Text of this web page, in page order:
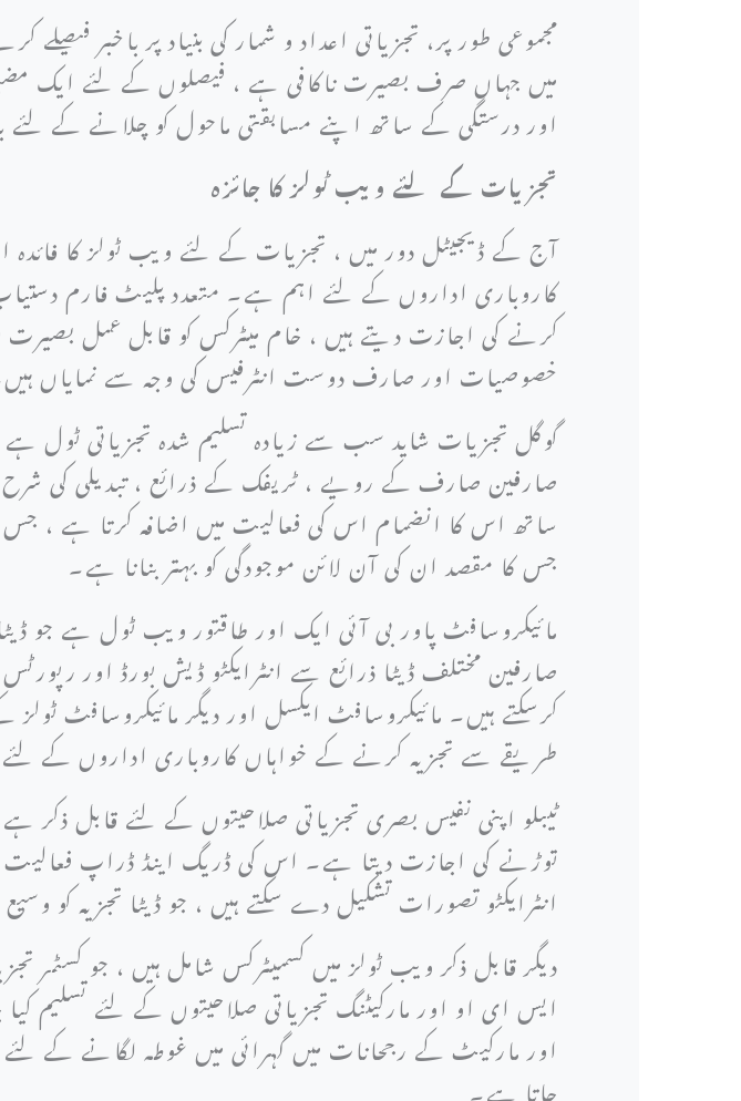
مجموعی طور پر، تجزیاتی اعداد و شمار کی بنیاد پر باخبر
میں جہاں صرف بصیرت ناکافی ہے ، فیصلوں کے لئے ایک مضبوط
اور درستگی کے ساتھ اپنے مسابقتی ماحول کو چلانے کے لئے
تجزیات کے لئے ویب ٹولز کا جائزہ
آج کے ڈیجیٹل دور میں ، تجزیات کے لئے ویب ٹولز کا
کاروباری اداروں کے لئے اہم ہے۔ متعدد پلیٹ فارم
کرنے کی اجازت دیتے ہیں ، خام میٹرکس کو قابل عمل
خصوصیات اور صارف دوست انٹرفیس کی وجہ سے نمایاں
گوگل تجزیات شاید سب سے زیادہ تسلیم شدہ تجزیاتی ٹول
صارفین صارف کے رویے ، ٹریفک کے ذرائع ، تبدیلی کی
ساتھ اس کا انضمام اس کی فعالیت میں اضافہ کرتا ہے ،
جس کا مقصد ان کی آن لائن موجودگی کو بہتر بنانا ہے۔
مائیکروسافٹ پاور بی آئی ایک اور طاقتور ویب ٹول ہے جو
صارفین مختلف ڈیٹا ذرائع سے انٹرایکٹو ڈیش بورڈ اور
کرسکتے ہیں۔ مائیکروسافٹ ایکسل اور دیگر مائیکروسافٹ
طریقے سے تجزیہ کرنے کے خواہاں کاروباری اداروں کے
ٹیبلو اپنی نفیس بصری تجزیاتی صلاحیتوں کے لئے قابل ذکر
توڑنے کی اجازت دیتا ہے۔ اس کی ڈریگ اینڈ ڈراپ فعالیت
انٹرایکٹو تصورات تشکیل دے سکتے ہیں ، جو ڈیٹا تجزیہ کو
دیگر قابل ذکر ویب ٹولز میں کسمیٹرکس شامل ہیں ، جو کسٹمر
ایس ای او اور مارکیٹنگ تجزیاتی صلاحیتوں کے لئے تسلیم
اور مارکیٹ کے رجحانات میں گہرائی میں غوطہ لگانے کے لئے
جاتا ہے۔